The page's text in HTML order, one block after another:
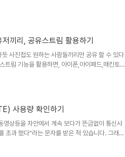
는 성향이 많으시기에 바탕화면에 자주 두는 식상
02. 라운드가 있는 쉐이프툴(Rounded
한 번 클릭하고, 위와같이 가로세로 크기..
끼리, 공유스트림 활용하기
사진첩도 원하는 사람들끼리만 공유 할 수 있다
트림 기능을 활용하면, 아이폰,아이패드,매킨토쉬
있습니다. 공유스트림을 이용하기 위해선, 설정
입니다. 새로운 공유(사진) 스트림을 생성했다면,
글도 작성하고 댓글도 달면서 비밀리(..
사용량 확인하기
영상등을 차안에서 계속 보다가 뜬금없이 통신사
과 했다"라는 문자를 받은 적 있습니다. 그래서,
인 했더니 데이터를 엄청 많이 쓰긴 했지만 도통